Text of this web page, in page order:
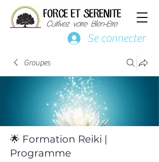
Se connecter
Groupes
🌟 Formation Reiki |
Programme